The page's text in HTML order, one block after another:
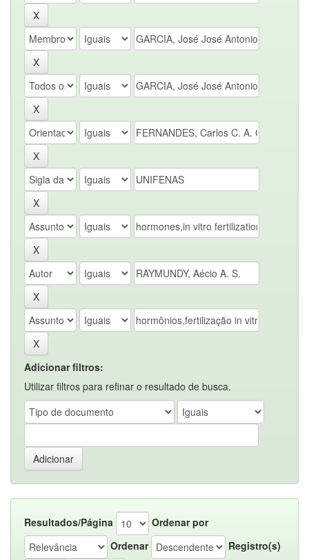
Adicionar filtros:
Utilizar filtros para refinar o resultado de busca.
Resultados/Página
Ordenar por
Ordenar
Registro(s)